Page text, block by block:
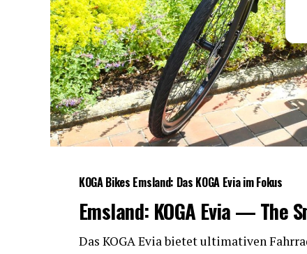
KOGA Bikes Ems­land: Das KOGA Evia im Fokus
Ems­land: KOGA Evia — The
Das KOGA Evia bie­tet ulti­ma­ti­ven